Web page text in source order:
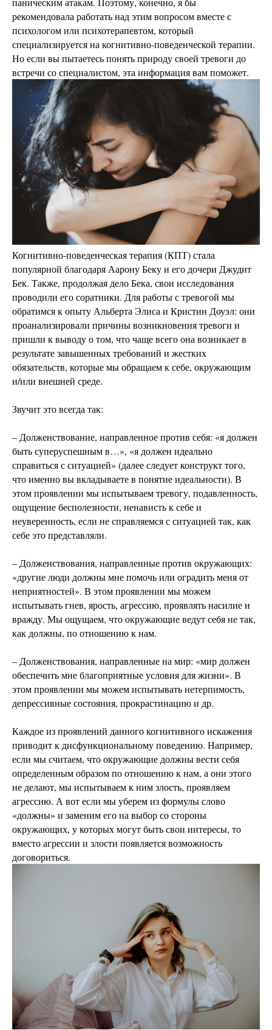
рекомендовала работать над этим вопросом вместе с
психологом или психотерапевтом, который
специализируется на когнитивно-поведенческой терапии.
Но если вы пытаетесь понять природу своей тревоги до
встречи со специалистом, эта информация вам поможет.
Когнитивно-поведенческая терапия (КПТ) стала
популярной благодаря Аарону Беку и его дочери Джудит
Бек. Также, продолжая дело Бека, свои исследования
проводили его соратники. Для работы с тревогой мы
обратимся к опыту Альберта Элиса и Кристин Доуэл: они
проанализировали причины возникновения тревоги и
пришли к выводу о том, что чаще всего она возникает в
результате завышенных требований и жестких
обязательств, которые мы обращаем к себе, окружающим
и/или внешней среде.
Звучит это всегда так:
– Долженствование, направленное против себя: «я должен
быть суперуспешным в…», «я должен идеально
справиться с ситуацией» (далее следует конструкт того,
что именно вы вкладываете в понятие идеальности). В
этом проявлении мы испытываем тревогу, подавленность,
ощущение бесполезности, ненависть к себе и
неуверенность, если не справляемся с ситуацией так, как
себе это представляли.
– Долженствования, направленные против окружающих:
«другие люди должны мне помочь или оградить меня от
неприятностей». В этом проявлении мы можем
испытывать гнев, ярость, агрессию, проявлять насилие и
вражду. Мы ощущаем, что окружающие ведут себя не так,
как должны, по отношению к нам.
– Долженствования, направленные на мир: «мир должен
обеспечить мне благоприятные условия для жизни». В
этом проявлении мы можем испытывать нетерпимость,
депрессивные состояния, прокрастинацию и др.
Каждое из проявлений данного когнитивного искажения
приводит к дисфункциональному поведению. Например,
если мы считаем, что окружающие должны вести себя
определенным образом по отношению к нам, а они этого
не делают, мы испытываем к ним злость, проявляем
агрессию. А вот если мы уберем из формулы слово
«должны» и заменим его на выбор со стороны
окружающих, у которых могут быть свои интересы, то
вместо агрессии и злости появляется возможность
договориться.